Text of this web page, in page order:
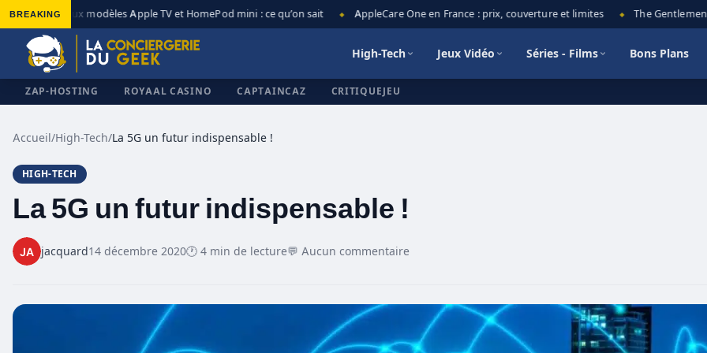
BREAKING
◆ Nouveaux modèles Apple TV et HomePod mini : ce qu’on sait AppleCare One en France : prix, couverture et limites The Gentlemen
High-Tech Jeux Vidéo Séries - Films Bons Plans
ZAP-HOSTING ROYAAL CASINO CAPTAINCAZ CRITIQUEJEU
Accueil/High-Tech/La 5G un futur indispensable !
HIGH-TECH
La 5G un futur indispensable !
jacquard14 décembre 2020🕐 4 min de lecture💬 Aucun commentaire